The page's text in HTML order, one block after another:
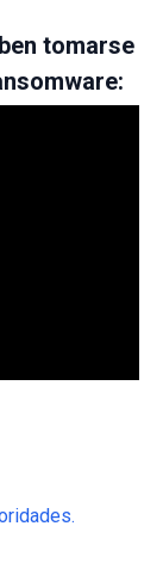
tomarse